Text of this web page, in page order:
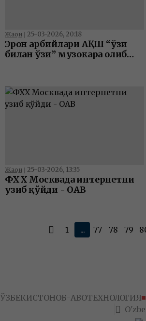
Жаҳон ❘ 25-03-2026, 20:18
Эрон ҳарбийлари АҚШ “ўзи
билан ўзи” музокара олиб
Жаҳон ❘ 25-03-2026, 13:35
ФХХ Москвада интернетни
узиб қўйди - ОАВ
1 ... 77 78 79
ЎЗБЕКИСТОНОБ-ҲАВОТЕХНОЛОГИЯ